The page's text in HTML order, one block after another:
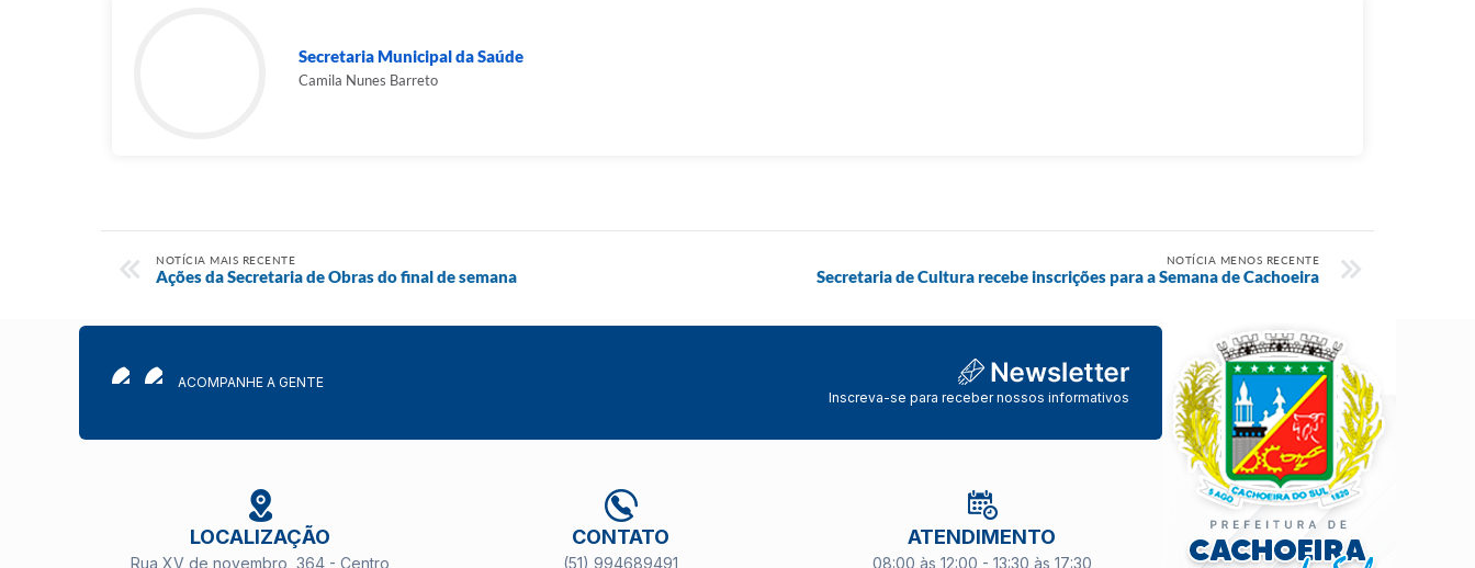
Secretaria Municipal da Saúde
Camila Nunes Barreto
NOTÍCIA MAIS RECENTE
Ações da Secretaria de Obras do final de semana
NOTÍCIA MENOS RECENTE
Secretaria de Cultura recebe inscrições para a Semana de Cachoeira
ACOMPANHE A GENTE
Inscreva-se para receber nossos informativos
LOCALIZAÇÃO
Rua XV de novembro, 364 - Centro
CONTATO
(51) 994689491
ATENDIMENTO
08:00 às 12:00 - 13:30 às 17:30